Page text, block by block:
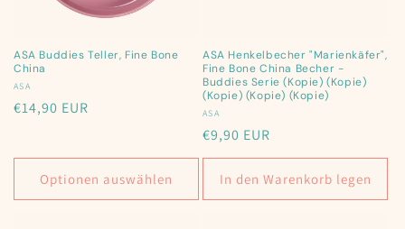
ASA Buddies Teller, Fine Bone
China
Anbieter:
ASA
Normaler
€14,90 EUR
Optionen auswählen
ASA Henkelbecher "Marienkäfer",
Fine Bone China Becher -
Buddies Serie (Kopie) (Kopie)
(Kopie) (Kopie) (Kopie)
Anbieter:
ASA
Normaler
Preis
€9,90 EUR
In den Warenkorb legen